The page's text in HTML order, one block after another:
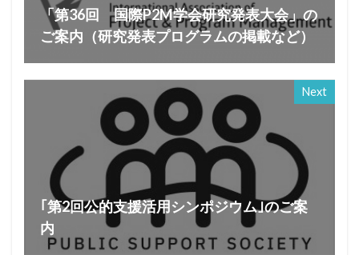
「第36回 国際P2M学会研究発表大会」の
ご案内（研究発表プログラムの掲載など）
Next
｢第2回公的支援活用シンポジウム｣のご案
内